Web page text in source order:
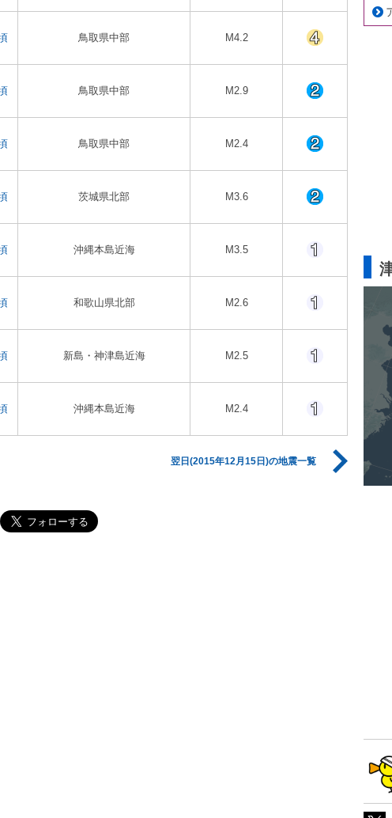
鳥取県中部 M4.2
鳥取県中部 M2.9
鳥取県中部 M2.4
茨城県北部 M3.6
沖縄本島近海 M3.5
和歌山県北部 M2.6
新島・神津島近海 M2.5
沖縄本島近海 M2.4
翌日(2015年12月15日)の地震一覧